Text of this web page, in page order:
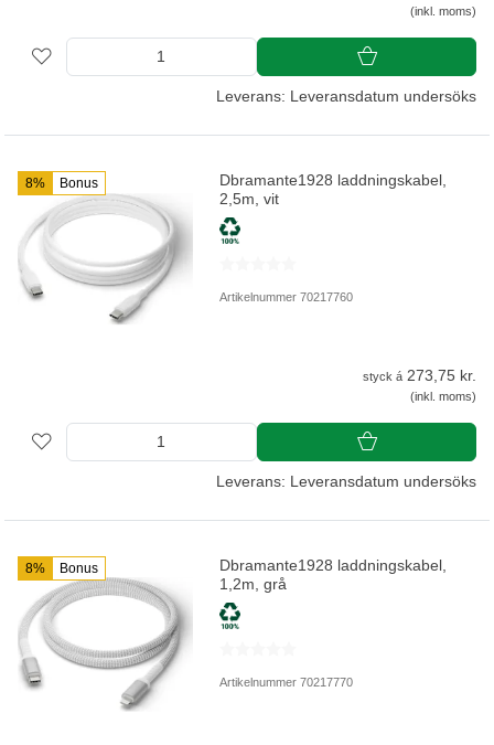
(inkl. moms)
Leverans: Leveransdatum undersöks
8% Bonus
Dbramante1928 laddningskabel,
2,5m, vit
Artikelnummer 70217760
styck á 273,75 kr.
(inkl. moms)
Leverans: Leveransdatum undersöks
8% Bonus
Dbramante1928 laddningskabel,
1,2m, grå
Artikelnummer 70217770